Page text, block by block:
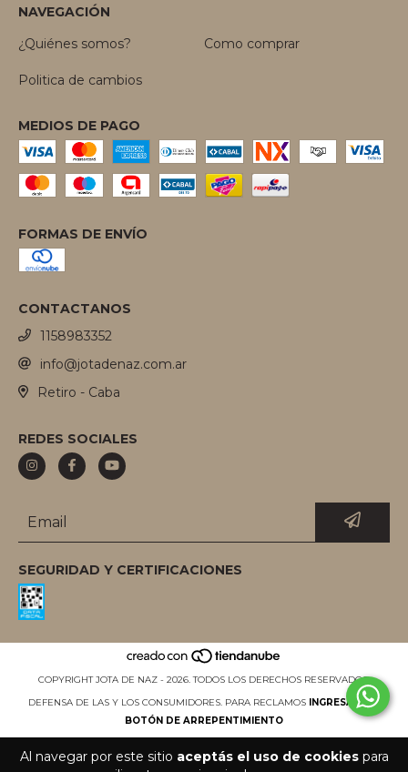
Al navegar por este sitio aceptás el uso de cookiespara
NAVEGACIÓN
¿Quiénes somos?
Como comprar
Politica de cambios
MEDIOS DE PAGO
FORMAS DE ENVÍO
CONTACTANOS
1158983352
info@jotadenaz.com.ar
Retiro - Caba
REDES SOCIALES
SEGURIDAD Y CERTIFICACIONES
COPYRIGHT JOTA DE NAZ - 2026. TODOS LOS DERECHOS RESERVADOS.
DEFENSA DE LAS Y LOS CONSUMIDORES. PARA RECLAMOS
INGRESÁ ACÁ.
BOTÓN DE ARREPENTIMIENTO